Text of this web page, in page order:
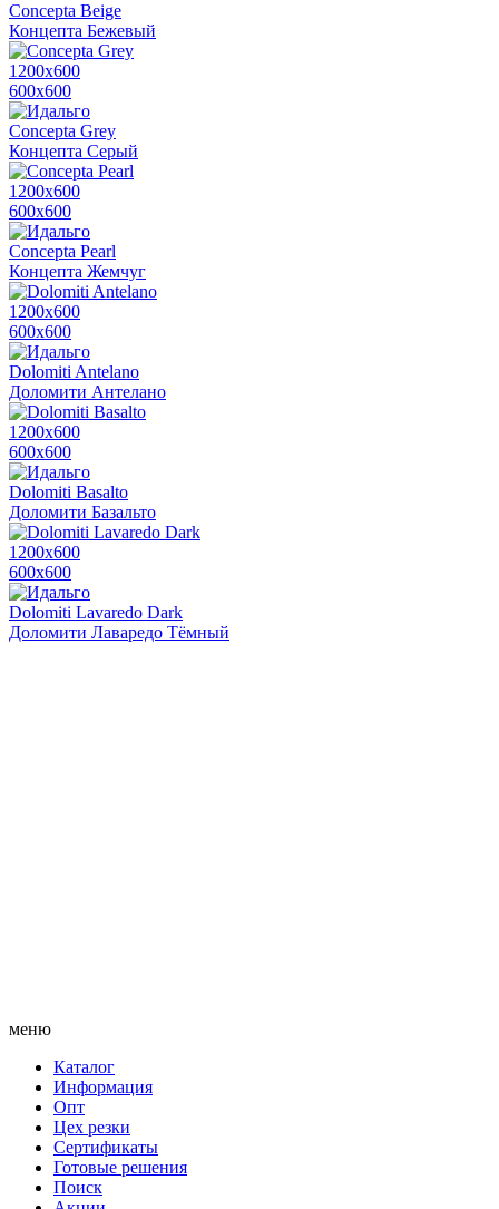
Concepta Beige
Концепта Бежевый
1200х600
600х600
Concepta Grey
Концепта Серый
1200х600
600х600
Concepta Pearl
Концепта Жемчуг
1200х600
600х600
Dolomiti Antelano
Доломити Антелано
1200х600
600х600
Dolomiti Basalto
Доломити Базальто
1200х600
600х600
Dolomiti Lavaredo Dark
Доломити Лаваредо Тёмный
меню
Каталог
Информация
Опт
Цех резки
Сертификаты
Готовые решения
Поиск